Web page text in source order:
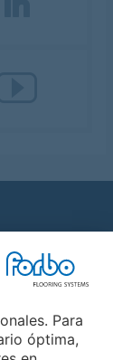
Para
óptima,